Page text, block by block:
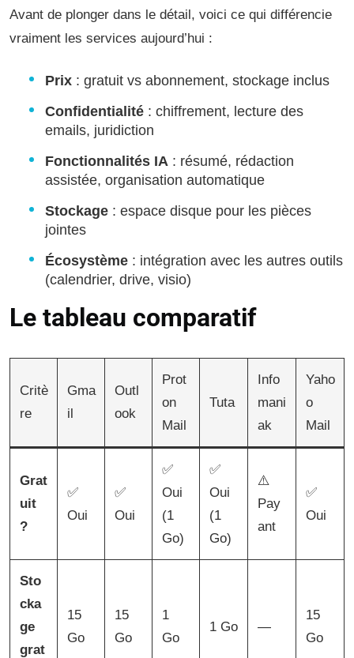
Avant de plonger dans le détail, voici ce qui différencie
vraiment les services aujourd’hui :
Prix : gratuit vs abonnement, stockage inclus
Confidentialité : chiffrement, lecture des
emails, juridiction
Fonctionnalités IA : résumé, rédaction
assistée, organisation automatique
Stockage : espace disque pour les pièces
jointes
Écosystème : intégration avec les autres outils
(calendrier, drive, visio)
Le tableau comparatif
Critè
re
Gma
il
Outl
ook
Prot
on
Mail
Tuta
Info
mani
ak
Yaho
o
Mail
Grat
uit
?
✅
Oui
✅
Oui
✅
Oui
(1
Go)
✅
Oui
(1
Go)
⚠️
Pay
ant
✅
Oui
Sto
cka
ge
grat
15
Go
15
Go
1
Go
1 Go —
15
Go